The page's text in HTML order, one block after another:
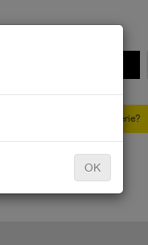
encontrar el número de serie?
OK